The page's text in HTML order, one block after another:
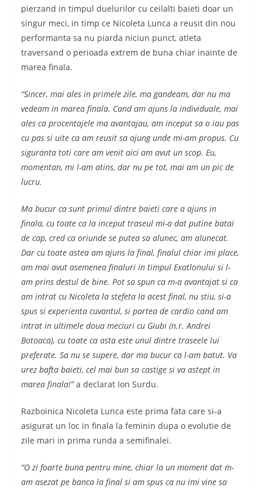
pierzand in timpul duelurilor cu ceilalti baieti doar un
singur meci, in timp ce Nicoleta Lunca a reusit din nou
performanta sa nu piarda niciun punct, atleta
traversand o perioada extrem de buna chiar inainte de
marea finala.
“Sincer, mai ales in primele zile, ma gandeam, dar nu ma
vedeam in marea finala. Cand am ajuns la individuale, mai
ales ca procentajele ma avantajau, am inceput sa o iau pas
cu pas si uite ca am reusit sa ajung unde mi-am propus. Cu
siguranta toti care am venit aici am avut un scop. Eu,
momentan, mi l-am atins, dar nu pe tot, mai am un pic de
lucru.
Ma bucur ca sunt primul dintre baieti care a ajuns in
finala, cu toate ca la inceput traseul mi-a dat putine batai
de cap, cred ca oriunde se putea sa alunec, am alunecat.
Dar cu toate astea am ajuns la final, finalul chiar imi place,
am mai avut asemenea finaluri in timpul Exatlonului si l-
am prins destul de bine. Pot sa spun ca m-a avantajat si ca
am intrat cu Nicoleta la stefeta la acest final, nu stiu, si-a
spus si experienta cuvantul, si partea de cardio cand am
intrat in ultimele doua meciuri cu Giubi (n.r. Andrei
Botoaca), cu toate ca asta este unul dintre traseele lui
preferate. Sa nu se supere, dar ma bucur ca l-am batut. Va
urez bafta baieti, cel mai bun sa castige si va astept in
marea finala!”a declarat Ion Surdu.
Razboinica Nicoleta Lunca este prima fata care si-a
asigurat un loc in finala la feminin dupa o evolutie de
zile mari in prima runda a semifinalei.
“O zi foarte buna pentru mine, chiar la un moment dat m-
am asezat pe banca la final si am spus ca nu imi vine sa